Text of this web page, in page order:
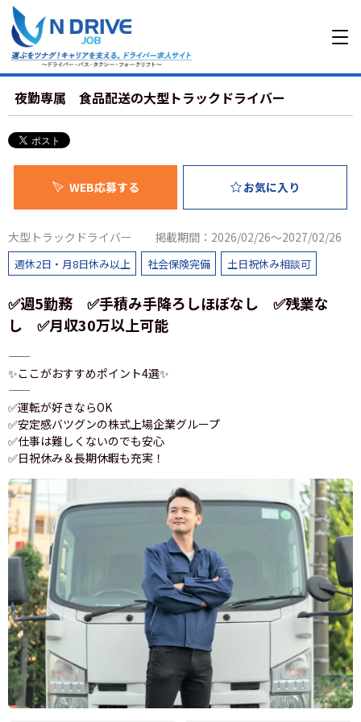
夜勤専属 食品配送の大型トラックドライバー
WEB応募する お気に入り
大型トラックドライバー 掲載期間：2026/02/26～2027/02/26
週休2日・月8日休み以上 社会保険完備 土日祝休み相談可
✅週5勤務 ✅手積み手降ろしほぼなし ✅残業な
し ✅月収30万以上可能
――――――――――――――――――――
✨ここがおすすめポイント4選✨
――――――――――――――――――――
✅運転が好きならOK
✅安定感バツグンの株式上場企業グループ
✅仕事は難しくないのでも安心
✅日祝休み＆長期休暇も充実！